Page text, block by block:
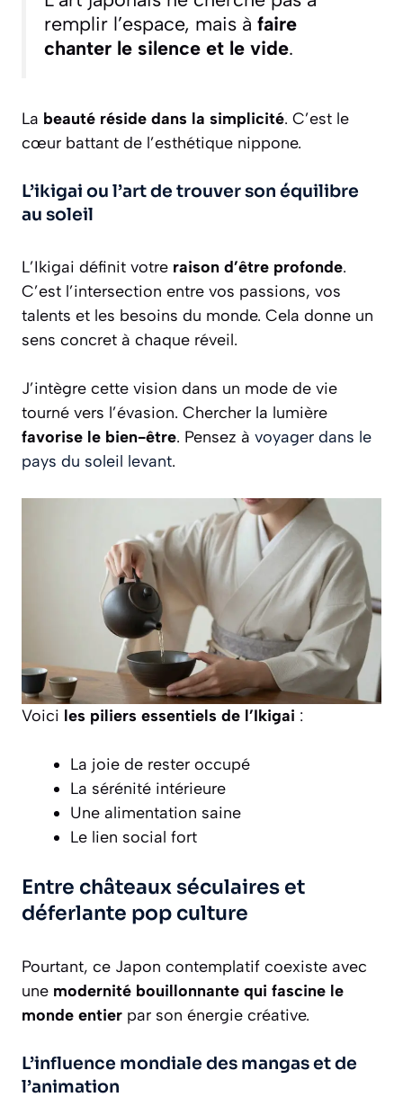
remplir l’espace, mais à faire
chanter le silence et le vide.
La beauté réside dans la simplicité. C’est le
cœur battant de l’esthétique nippone.
L’ikigai ou l’art de trouver son équilibre
au soleil
L’Ikigai définit votre raison d’être profonde.
C’est l’intersection entre vos passions, vos
talents et les besoins du monde. Cela donne un
sens concret à chaque réveil.
J’intègre cette vision dans un mode de vie
tourné vers l’évasion. Chercher la lumière
favorise le bien-être. Pensez à voyager dans le
pays du soleil levant.
Voici les piliers essentiels de l’Ikigai :
La joie de rester occupé
La sérénité intérieure
Une alimentation saine
Le lien social fort
Entre châteaux séculaires et
déferlante pop culture
Pourtant, ce Japon contemplatif coexiste avec
une modernité bouillonnante qui fascine le
monde entier par son énergie créative.
L’influence mondiale des mangas et de
l’animation